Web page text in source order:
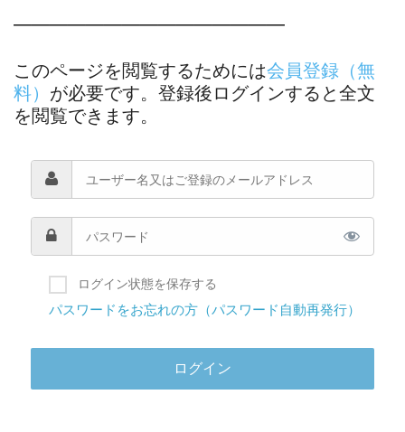
―――――――――――――――
このページを閲覧するためには会員登録（無
料） が必要です。登録後ログインすると全文
を閲覧できます。
ログイン状態を保存する
パスワードをお忘れの方（パスワード自動再発行）